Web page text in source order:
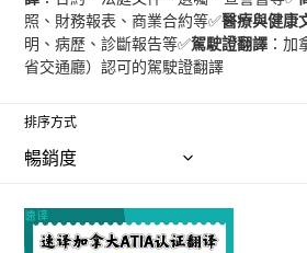
照、財務報表、商業合約等✅醫療與健康
明、病歷、診斷報告等✅駕駛證翻譯 ：加
省交通廳）認可的駕駛證翻譯
排序方式
加
拿